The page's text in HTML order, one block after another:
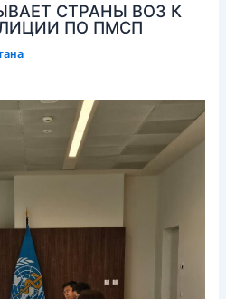
СТРАНЫ ВОЗ К
ПО ПМСП